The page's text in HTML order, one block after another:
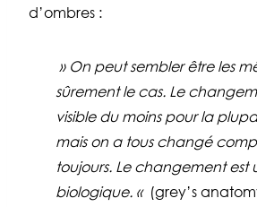
d’ombres :
» On peut sembler être les
sûrement le cas. Le
visible du moins pour la
mais on a tous changé
toujours. Le changement est
biologique. « (grey’s